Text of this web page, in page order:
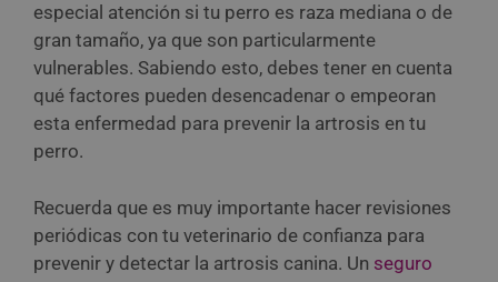
especial atención si tu perro es raza mediana o de
gran tamaño, ya que son particularmente
vulnerables. Sabiendo esto, debes tener en cuenta
qué factores pueden desencadenar o empeoran
esta enfermedad para prevenir la artrosis en tu
perro.
Recuerda que es muy importante hacer revisiones
periódicas con tu veterinario de confianza para
prevenir y detectar la artrosis canina. Un seguro